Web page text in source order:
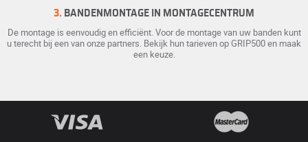
3. BANDENMONTAGE IN MONTAGECENTRUM
De montage is eenvoudig en efficiënt. Voor de montage van uw banden kunt
u terecht bij een van onze partners. Bekijk hun tarieven op GRIP500 en maak
een keuze.